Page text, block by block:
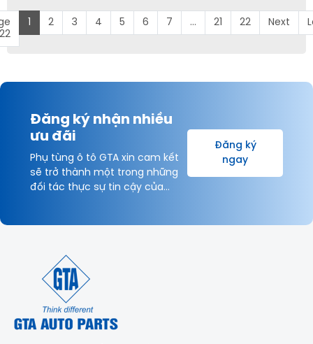
2 3 4 5 6 7 ... 21 22 Next
Đăng ký nhận nhiều
ưu đãi
Phụ tùng ô tô GTA xin cam kết
sẽ trở thành một trong những
đối tác thực sự tin cậy của
Đăng ký
ngay